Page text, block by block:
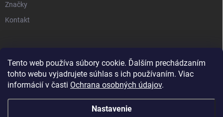
Tento web používa súbory cookie. Ďalším prechádzaním
tohto webu vyjadrujete súhlas s ich používaním. Viac
informácií v časti Ochrana osobných údajov.
Nastavenie
Značky
Kontakt